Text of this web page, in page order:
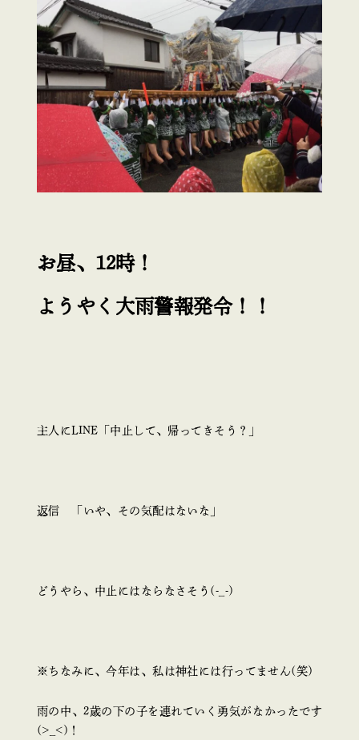
お昼、12時！
ようやく大雨警報発令！！
主人にLINE「中止して、帰ってきそう？」
返信 「いや、その気配はないな」
どうやら、中止にはならなさそう(-_-)
※ちなみに、今年は、私は神社には行ってません(笑)
雨の中、2歳の下の子を連れていく勇気がなかったです
(>_<)！